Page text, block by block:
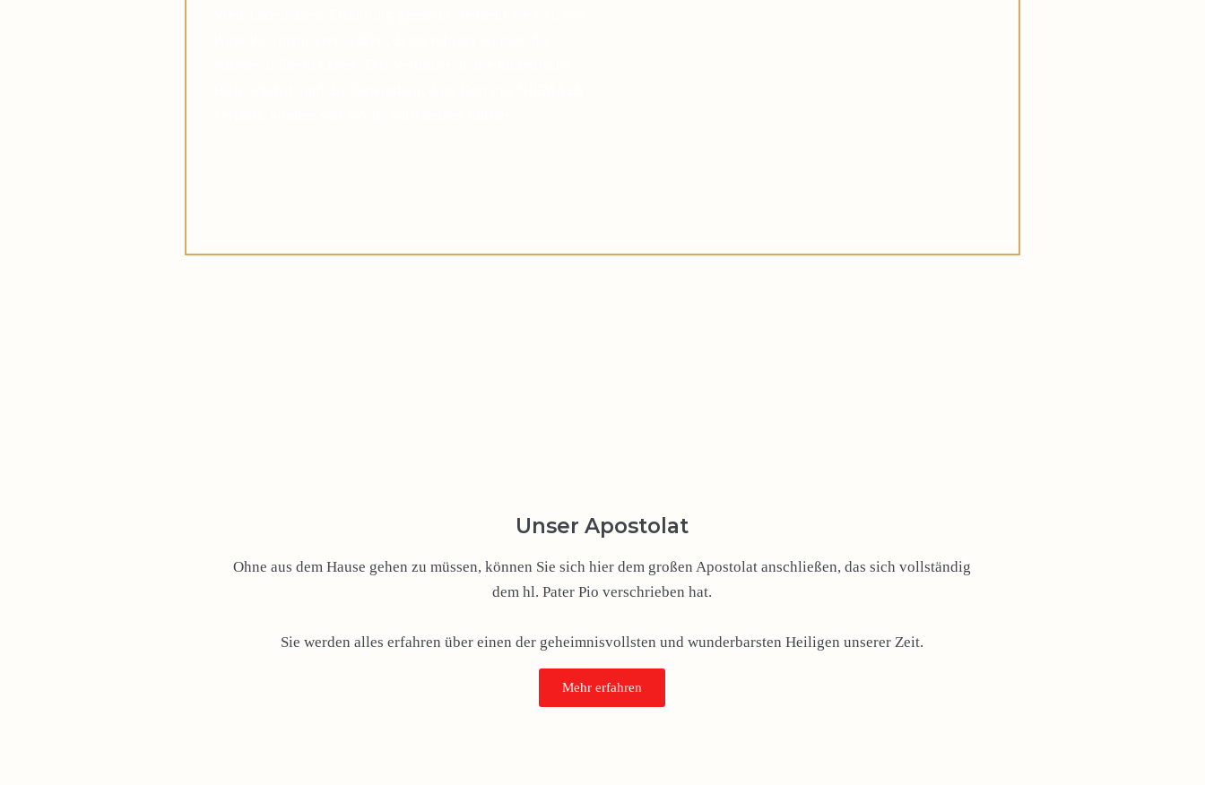
Unser Apostolat
Ohne aus dem Hause gehen zu müssen, können Sie sich hier dem großen Apostolat anschließen, das sich vollständig
dem hl. Pater Pio verschrieben hat.
Sie werden alles erfahren über einen der geheimnisvollsten und wunderbarsten Heiligen unserer Zeit.
Mehr erfahren